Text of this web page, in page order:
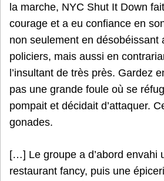
la marche, NYC Shut It Down
courage et a eu confiance en
non seulement en désobéissant
policiers, mais aussi en
l’insultant de très près. Gardez
pas une grande foule où se
pompait et décidait d’attaquer.
gonades.
[…] Le groupe a d’abord envahi
restaurant fancy, puis une